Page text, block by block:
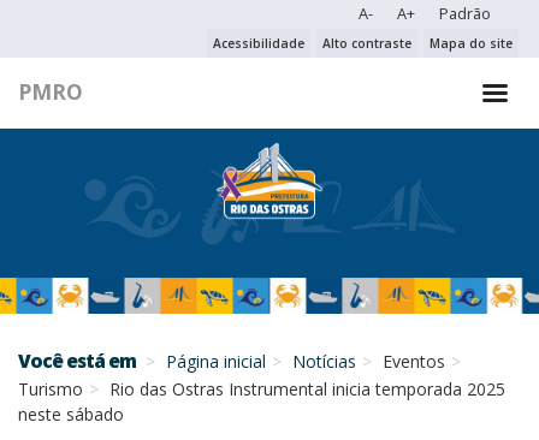
A- A+ Padrão
Acessibilidade Alto contraste Mapa do site
PMRO
PESQUISAR NO PORTAL
PESQUISAR
Você está em Página inicial Notícias
Eventos
Turismo
Rio das Ostras Instrumental inicia temporada 2025
neste sábado